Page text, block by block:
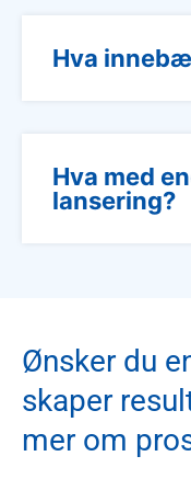
Hva
Hva med
lansering?
Ønsker du
skaper
mer om